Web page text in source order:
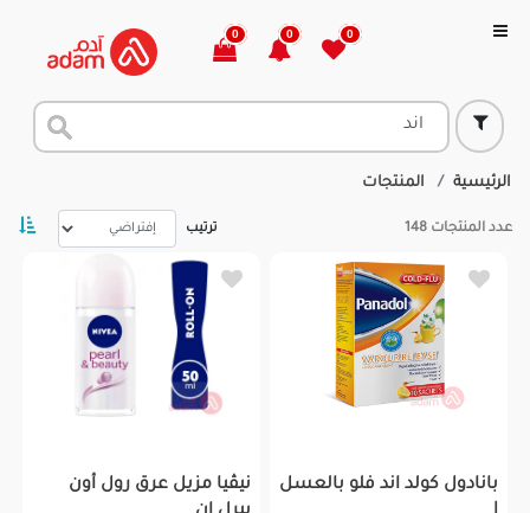
0
0
0
الرئيسية المنتجات
عدد المنتجات 148 ترتيب
بانادول كولد اند فلو بالعسل
نيڤيا مزيل عرق رول أون